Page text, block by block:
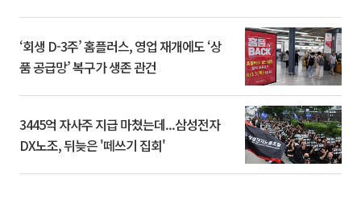
‘회생 D-3주’ 홈플러스, 영업 재개에도 ‘상
품 공급망’ 복구가 생존 관건
3445억 자사주 지급 마쳤는데...삼성전자
DX노조, 뒤늦은 '떼쓰기 집회'